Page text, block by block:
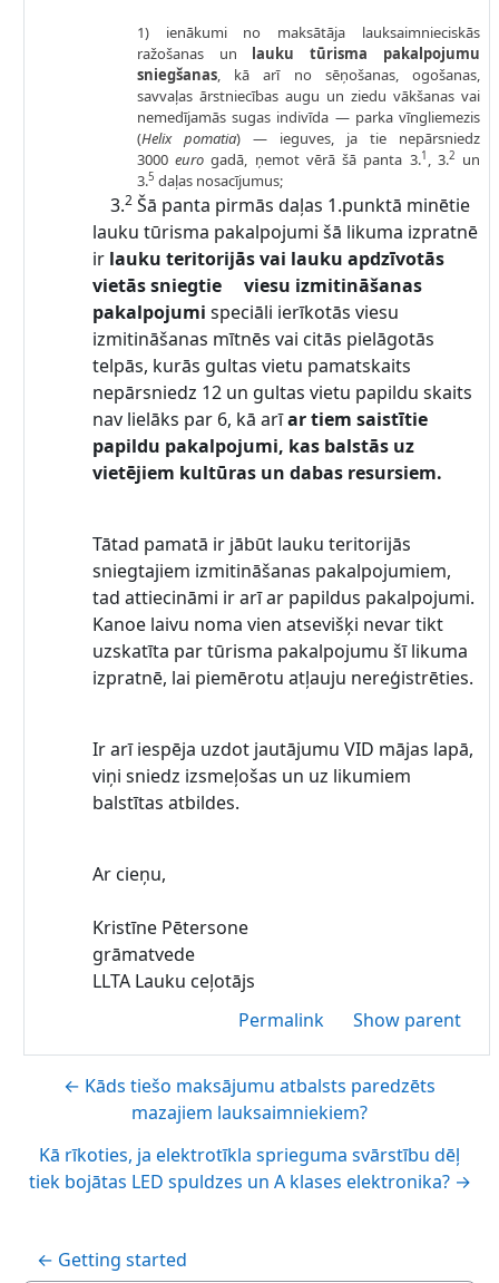
1) ienākumi no maksātāja lauksaimnieciskās
ražošanas un lauku tūrisma pakalpojumu
sniegšanas, kā arī no sēņošanas, ogošanas,
savvaļas ārstniecības augu un ziedu vākšanas vai
nemedījamās sugas indivīda — parka vīngliemezis
(Helix pomatia) — ieguves, ja tie nepārsniedz
3000eurogadā, ņemot vērā šā panta 3.1 , 3.2 un
3.5 daļas nosacījumus;
3.2Šā panta pirmās daļas 1.punktā minētie
lauku tūrisma pakalpojumi šā likuma izpratnē
ir lauku teritorijās vai lauku apdzīvotās
vietās sniegtie viesu izmitināšanas
pakalpojumi speciāli ierīkotās viesu
izmitināšanas mītnēs vai citās pielāgotās
telpās, kurās gultas vietu pamatskaits
nepārsniedz 12 un gultas vietu papildu skaits
nav lielāks par 6, kā arīar tiem saistītie
papildu pakalpojumi, kas balstās uz
vietējiem kultūras un dabas resursiem.
Tātad pamatā ir jābūt lauku teritorijās
sniegtajiem izmitināšanas pakalpojumiem,
tad attiecināmi ir arī ar papildus pakalpojumi.
Kanoe laivu noma vien atsevišķi nevar tikt
uzskatīta par tūrisma pakalpojumu šī likuma
izpratnē, lai piemērotu atļauju nereģistrēties.
Ir arī iespēja uzdot jautājumu VID mājas lapā,
viņi sniedz izsmeļošas un uz likumiem
balstītas atbildes.
Ar cieņu,
Kristīne Pētersone
grāmatvede
LLTA Lauku ceļotājs
Permalink
Show parent
← Kāds tiešo maksājumu atbalsts paredzēts
mazajiem lauksaimniekiem?
Kā rīkoties, ja elektrotīkla sprieguma svārstību dēļ
tiek bojātas LED spuldzes un A klases elektronika? →
← Getting started